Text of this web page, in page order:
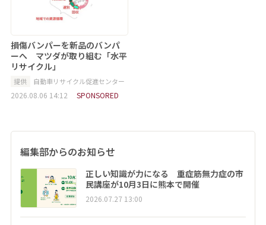
損傷バンパーを新品のバンパ
ーへ マツダが取り組む「水平
リサイクル」
提供 自動車リサイクル促進センター
2026.08.06 14:12 SPONSORED
編集部からのお知らせ
正しい知識が力になる 重症筋無力症の市
民講座が10月3日に熊本で開催
2026.07.27 13:00